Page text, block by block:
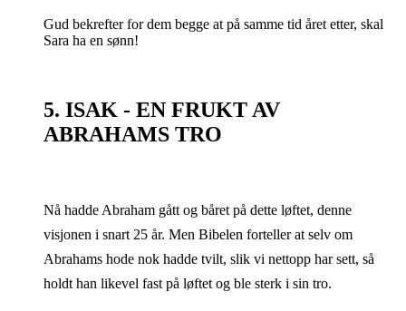
Gud bekrefter for dem begge at på samme tid året etter, skal
Sara ha en sønn!
5. ISAK - EN FRUKT AV
ABRAHAMS TRO
Nå hadde Abraham gått og båret på dette løftet, denne
visjonen i snart 25 år. Men Bibelen forteller at selv om
Abrahams hode nok hadde tvilt, slik vi nettopp har sett, så
holdt han likevel fast på løftet og ble sterk i sin tro.